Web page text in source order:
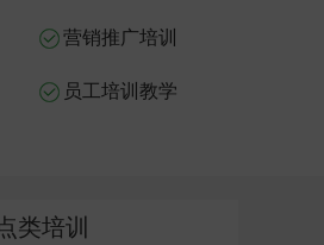
营销推广培训
员工培训教学
类培训